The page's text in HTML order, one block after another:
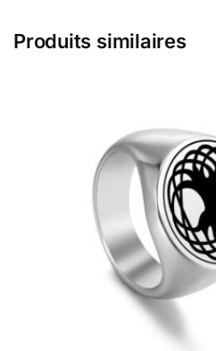
Produits similaires